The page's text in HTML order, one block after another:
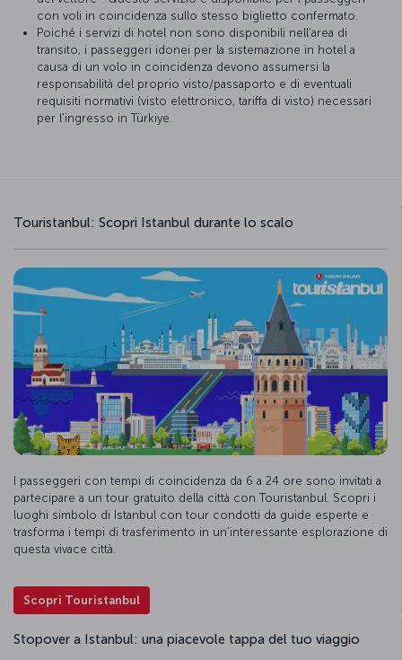
con voli in coincidenza sullo stesso biglietto confermato.
Poiché i servizi di hotel non sono disponibili nell'area di
transito, i passeggeri idonei per la sistemazione in hotel a
causa di un volo in coincidenza devono assumersi la
responsabilità del proprio visto/passaporto e di eventuali
requisiti normativi (visto elettronico, tariffa di visto) necessari
per l'ingresso in Türkiye.
Touristanbul: Scopri Istanbul durante lo scalo
I passeggeri con tempi di coincidenza da 6 a 24 ore sono invitati a
partecipare a un tour gratuito della città con Touristanbul. Scopri i
luoghi simbolo di Istanbul con tour condotti da guide esperte e
trasforma i tempi di trasferimento in un'interessante esplorazione di
questa vivace città.
Scopri Touristanbul
Stopover a Istanbul: una piacevole tappa del tuo viaggio